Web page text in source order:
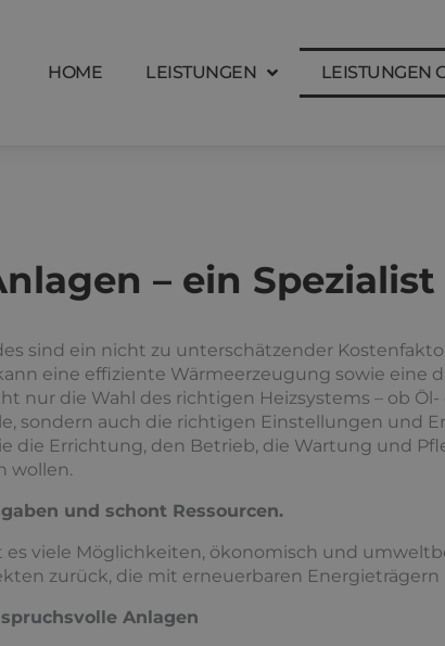
HOME LEISTUNGEN LEISTUNGEN
– ein Spezialist
sind ein nicht zu unterschätzender
eine effiziente Wärmeerzeugung sowie eine
nur die Wahl des richtigen Heizsystems – ob Öl-
sondern auch die richtigen Einstellungen und
die Errichtung, den Betrieb, die Wartung und
wollen.
und schont Ressourcen.
viele Möglichkeiten, ökonomisch und
zurück, die mit erneuerbaren
Anlagen